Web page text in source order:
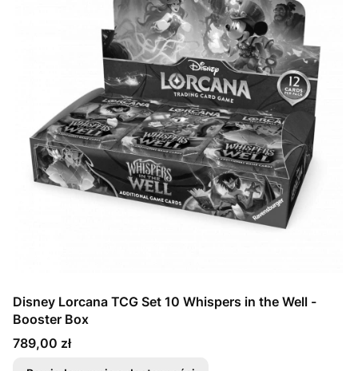
Disney Lorcana TCG Set 10 Whispers in the Well -
Booster Box
Cena
789,00 zł